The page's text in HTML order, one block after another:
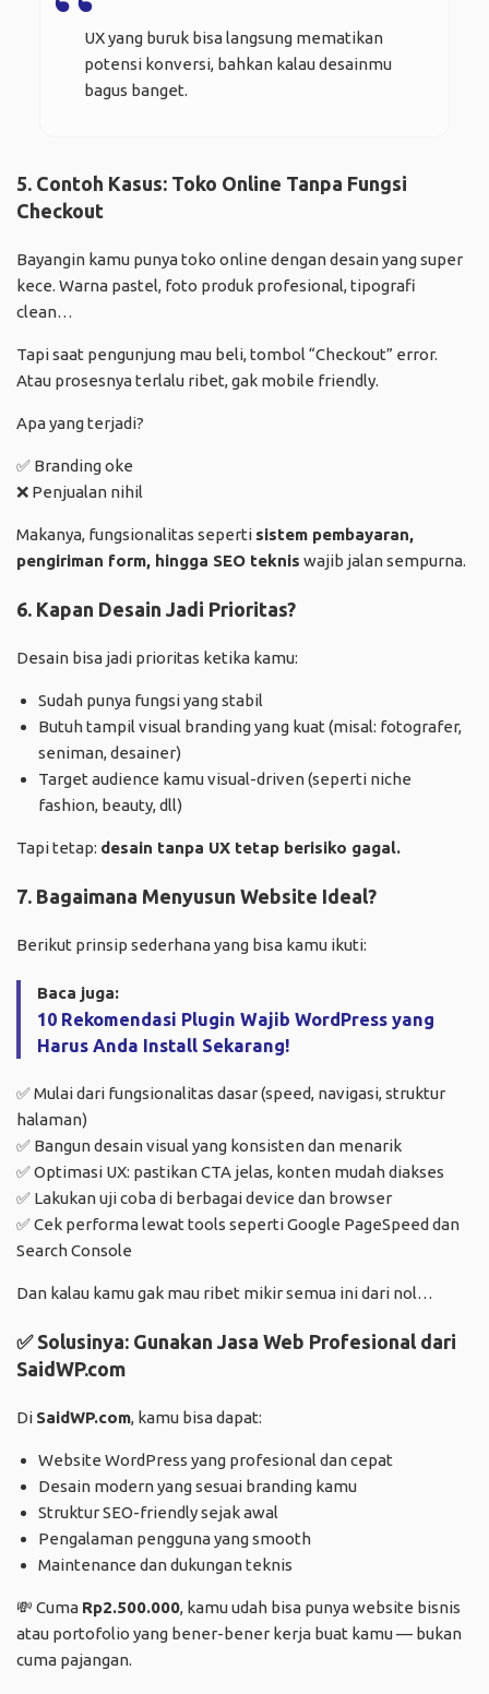
UX yang buruk bisa langsung mematikan
potensi konversi, bahkan kalau desainmu
bagus banget.
5. Contoh Kasus: Toko Online Tanpa Fungsi
Checkout
Bayangin kamu punya toko online dengan desain yang super
kece. Warna pastel, foto produk profesional, tipografi
clean…
Tapi saat pengunjung mau beli, tombol “Checkout” error.
Atau prosesnya terlalu ribet, gak mobile friendly.
Apa yang terjadi?
✅ Branding oke
❌ Penjualan nihil
Makanya, fungsionalitas seperti sistem pembayaran,
pengiriman form, hingga SEO teknis wajib jalan sempurna.
6. Kapan Desain Jadi Prioritas?
Desain bisa jadi prioritas ketika kamu:
Sudah punya fungsi yang stabil
Butuh tampil visual branding yang kuat (misal: fotografer,
seniman, desainer)
Target audience kamu visual-driven (seperti niche
fashion, beauty, dll)
Tapi tetap: desain tanpa UX tetap berisiko gagal.
7. Bagaimana Menyusun Website Ideal?
Berikut prinsip sederhana yang bisa kamu ikuti:
Baca juga:
10 Rekomendasi Plugin Wajib WordPress yang
Harus Anda Install Sekarang!
✅ Mulai dari fungsionalitas dasar (speed, navigasi, struktur
halaman)
✅ Bangun desain visual yang konsisten dan menarik
✅ Optimasi UX: pastikan CTA jelas, konten mudah diakses
✅ Lakukan uji coba di berbagai device dan browser
✅ Cek performa lewat tools seperti Google PageSpeed dan
Search Console
Dan kalau kamu gak mau ribet mikir semua ini dari nol…
✅ Solusinya: Gunakan Jasa Web Profesional dari
SaidWP.com
Di SaidWP.com, kamu bisa dapat:
Website WordPress yang profesional dan cepat
Desain modern yang sesuai branding kamu
Struktur SEO-friendly sejak awal
Pengalaman pengguna yang smooth
Maintenance dan dukungan teknis
💸 Cuma Rp2.500.000, kamu udah bisa punya website bisnis
atau portofolio yang bener-bener kerja buat kamu — bukan
cuma pajangan.